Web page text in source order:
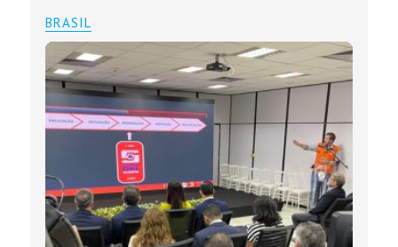
BRASIL